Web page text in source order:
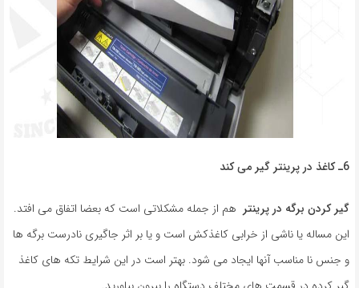
6ـ کاغذ در پرینتر گیر می کند
گیر کردن برگه در پرینتر هم از جمله مشکلاتی است که بعضا اتفاق می افتد.
این مساله یا ناشی از خرابی کاغذکش است و یا بر اثر جاگیری نادرست برگه ها
و جنس نا مناسب آنها ایجاد می شود. بهتر است در این شرایط تکه های کاغذ